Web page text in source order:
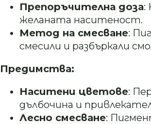
Препоръчителна доза:
желаната наситеност.
Метод на смесване:
смесили и разбъркали
Предимства:
Наситени цветове:
дълбочина и
Лесно смесване: